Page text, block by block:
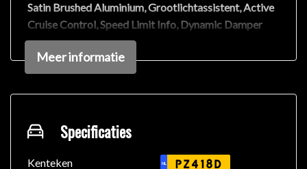
Satin Brushed Aluminium, Grootlichtassistent, Active
Cruise Control, Speed Limit Info, Dynamic Damper
Control, Dynamic Drive, Rijmodus systeem, Autohold,
Climate control (2 zones), Alarm klasse III, ISOFIX
bevestigingspunten, Verwarmde voorstoelen,
Voorstoelen electrisch verstelbaar, Spraaksturing,
controle systeem, Navigatie professional full map +
hard disk, Stuurschakeling (flippers aan het stuurwiel),
Vast glazen Panoramadak, Led-dagrij verlichting,
Meer informatie
Specificaties
Kenteken NL PZ418D